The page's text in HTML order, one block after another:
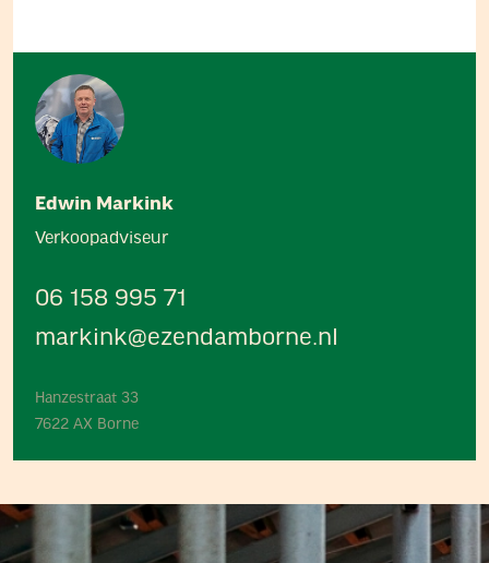
Edwin Markink
Verkoopadviseur
06 158 995 71
markink@ezendamborne.nl
Hanzestraat 33
7622 AX Borne